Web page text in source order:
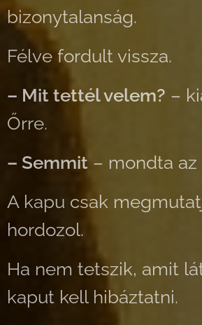
bizonytalanság.
Félve fordult vissza.
– Mit tettél velem? –
Őrre.
– Semmit – mondta az
A kapu csak
hordozol.
Ha nem tetszik, amit
kaput kell hibáztatni.